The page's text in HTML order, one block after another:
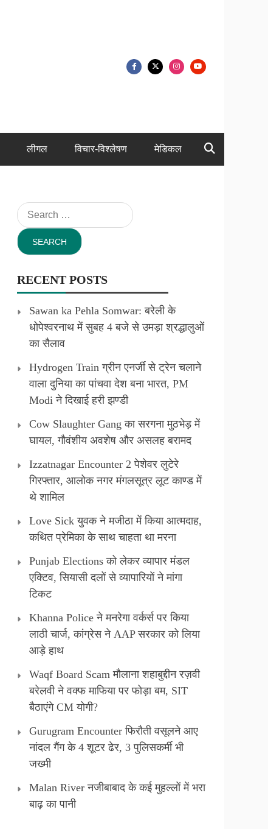
लीगल विचार-विश्लेषण मेडिकल
Search
for:
RECENT POSTS
Sawan ka Pehla Somwar: बरेली के
धोपेश्वरनाथ में सुबह 4 बजे से उमड़ा श्रद्धालुओं
का सैलाव
Hydrogen Train ग्रीन एनर्जी से ट्रेन चलाने
वाला दुनिया का पांचवा देश बना भारत, PM
Modi ने दिखाई हरी झण्डी
Cow Slaughter Gang का सरगना मुठभेड़ में
घायल, गौवंशीय अवशेष और असलह बरामद
Izzatnagar Encounter 2 पेशेवर लुटेरे
गिरफ्तार, आलोक नगर मंगलसूत्र लूट काण्‍ड में
थे शामिल
Love Sick युवक ने मजीठा में किया आत्मदाह,
कथित प्रेमिका के साथ चाहता था मरना
Punjab Elections को लेकर व्यापार मंडल
एक्टिव, सियासी दलों से व्यापारियों ने मांगा
टिकट
Khanna Police ने मनरेगा वर्कर्स पर किया
लाठी चार्ज, कांग्रेस ने AAP सरकार को लिया
आड़े हाथ
Waqf Board Scam मौलाना शहाबुद्दीन रज़वी
बरेलवी ने वक्फ माफिया पर फोड़ा बम, SIT
बैठाएंगे CM योगी?
Gurugram Encounter फिरौती वसूलने आए
नांदल गैंग के 4 शूटर ढेर, 3 पुलिसकर्मी भी
जख्मी
Malan River नजीबाबाद के कई मुहल्लों में भरा
बाढ़ का पानी